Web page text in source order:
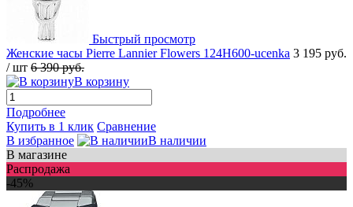
Быстрый просмотр
Женские часы Pierre Lannier Flowers 124H600-ucenka 3 195 руб.
/ шт 6 390 руб.
В корзину
Подробнее
Купить в 1 клик Сравнение
В избранное
В наличии
В магазине
Распродажа
-45%